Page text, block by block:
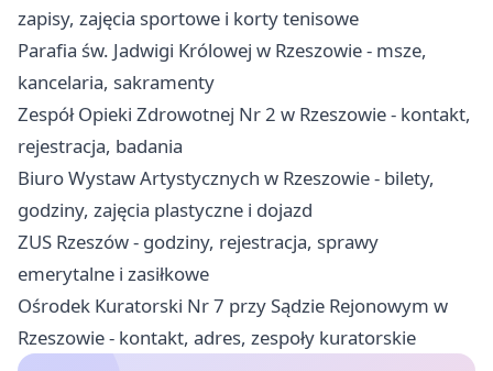
zapisy, zajęcia sportowe i korty tenisowe
Parafia św. Jadwigi Królowej w Rzeszowie - msze,
kancelaria, sakramenty
Zespół Opieki Zdrowotnej Nr 2 w Rzeszowie - kontakt,
rejestracja, badania
Biuro Wystaw Artystycznych w Rzeszowie - bilety,
godziny, zajęcia plastyczne i dojazd
ZUS Rzeszów - godziny, rejestracja, sprawy
emerytalne i zasiłkowe
Ośrodek Kuratorski Nr 7 przy Sądzie Rejonowym w
Rzeszowie - kontakt, adres, zespoły kuratorskie